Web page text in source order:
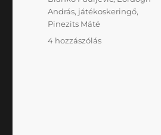
András, játékoskeringő,
Pinezits Máté
4 hozzászólásÚjabb